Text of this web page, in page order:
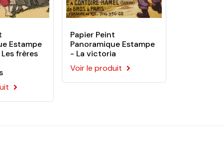
Estampe
frères
Papier Peint
Panoramique Estampe
- La victoria
Voir le produit